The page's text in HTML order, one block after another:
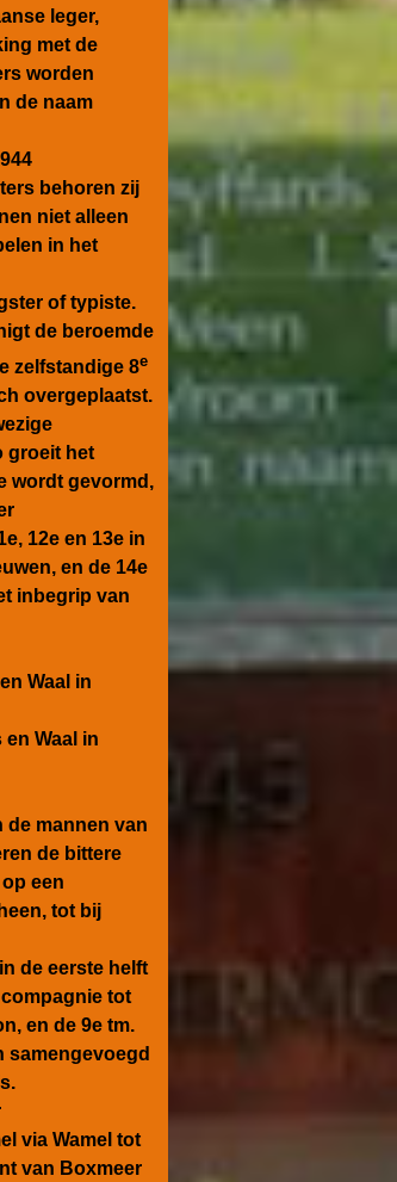
leger,
met de
worden
de naam
behoren zij
niet alleen
in het
of typiste.
de beroemde
zelfstandige 8e
overgeplaatst.
groeit het
wordt gevormd,
12e en 13e in
en de 14e
inbegrip van
Waal in
Waal in
de mannen van
de bittere
een
tot bij
de eerste helft
tot
en de 9e tm.
samengevoegd
via Wamel tot
van Boxmeer